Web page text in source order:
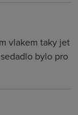
vlakem taky jet
bylo pro